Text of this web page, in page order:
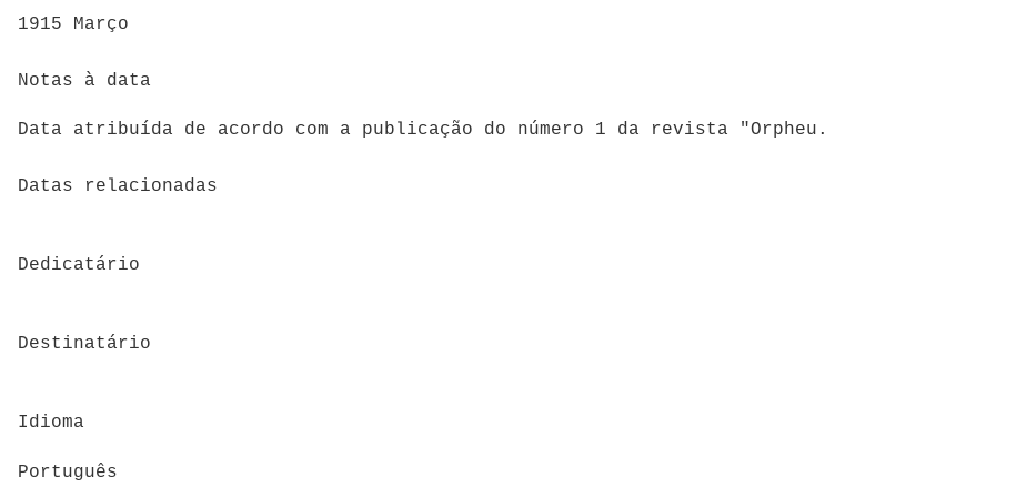
1915 Março
Notas à data
Data atribuída de acordo com a publicação do número 1 da revista "Orpheu.
Datas relacionadas
Dedicatário
Destinatário
Idioma
Português